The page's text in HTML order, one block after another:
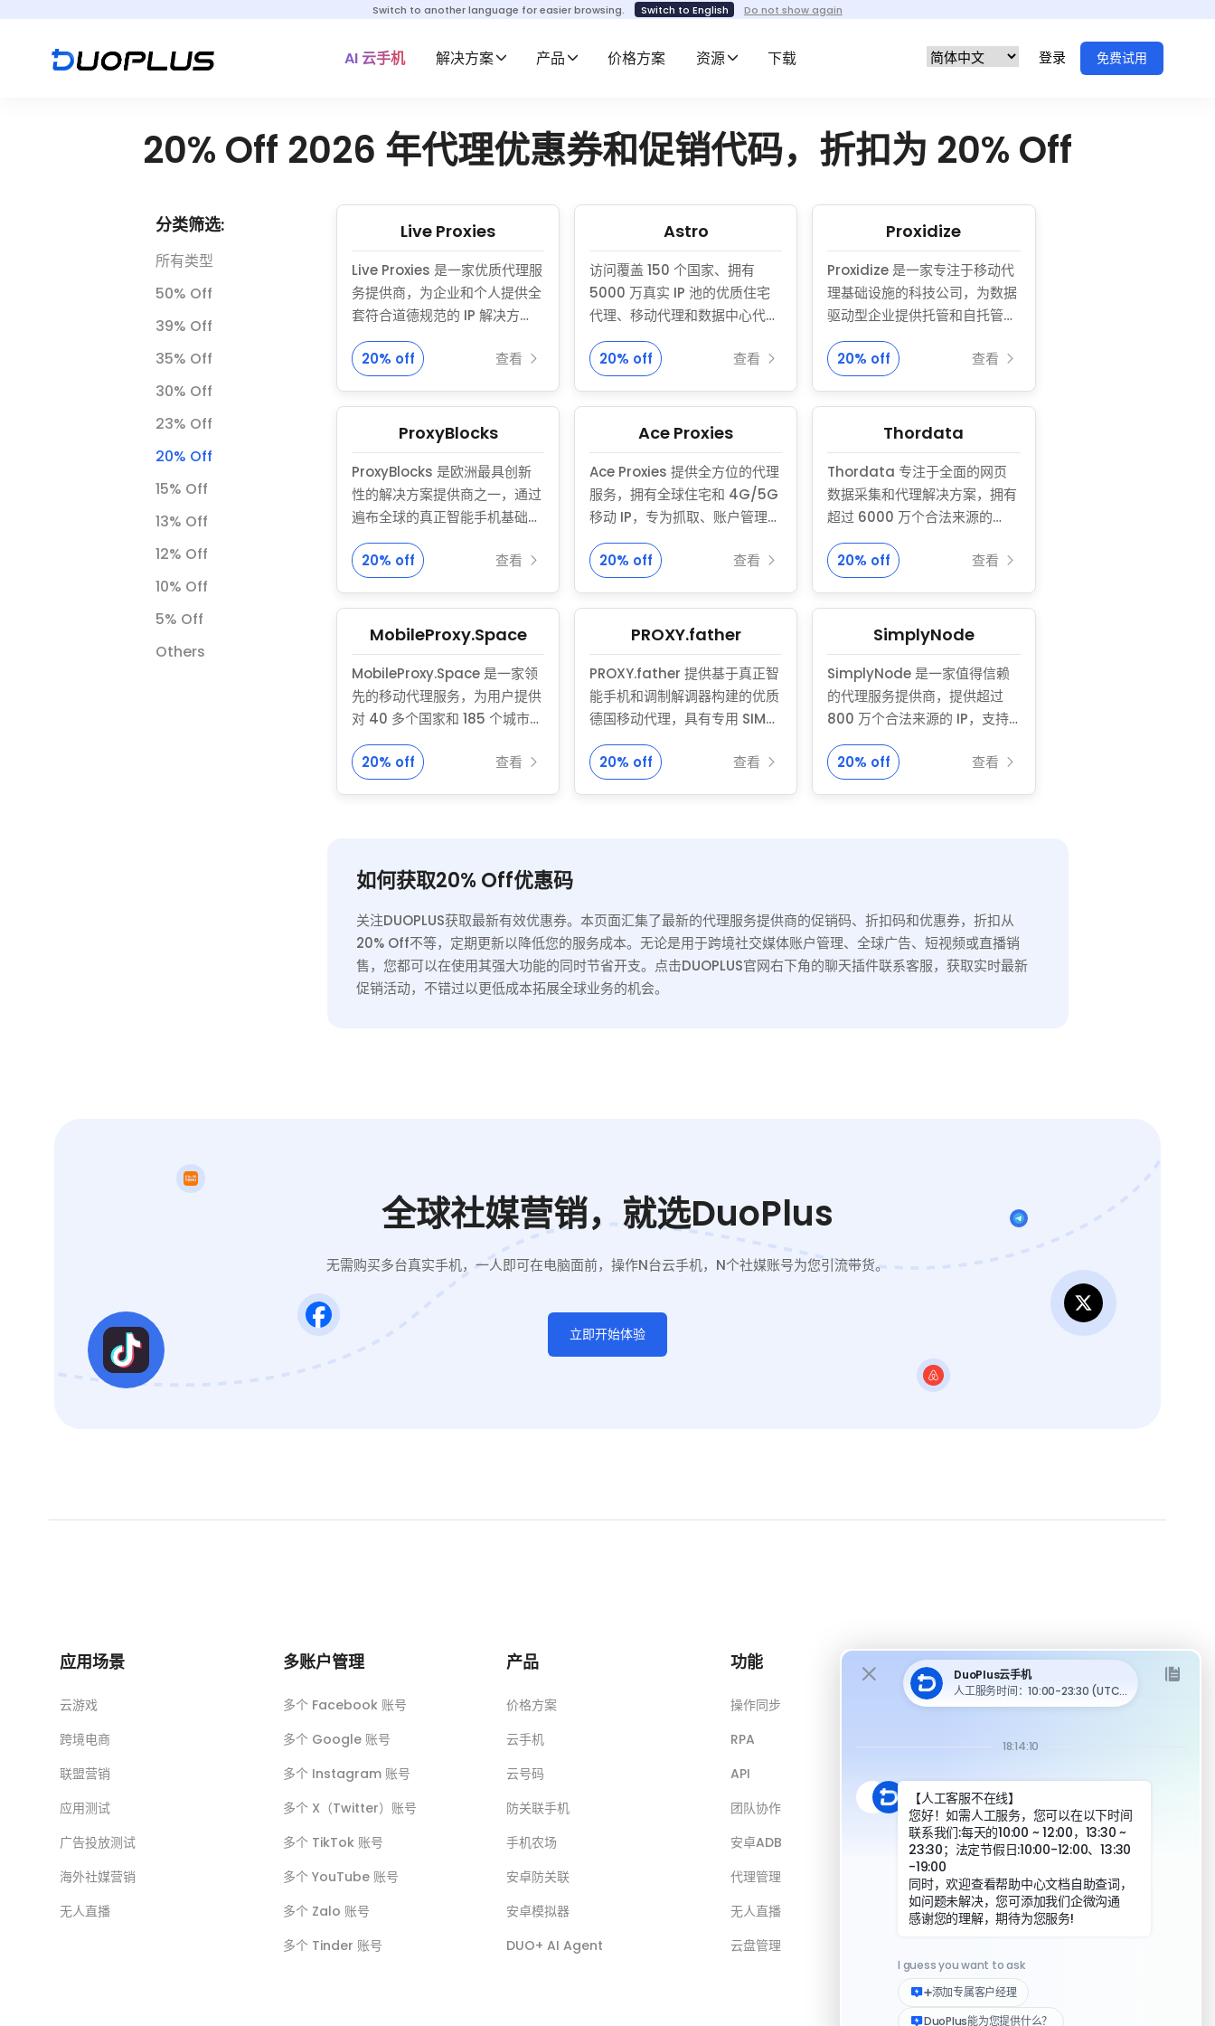
Switch to another language for easier browsing. Switch to English Do not show again
AI 云手机 解决方案 产品 价格方案 资源 下载 登录 免费试用
20% Off 2026 年代理优惠券和促销代码，折扣为 20% Off
分类筛选:
所有类型
50% Off
39% Off
35% Off
30% Off
23% Off
20% Off
15% Off
13% Off
12% Off
10% Off
5% Off
Others
Live Proxies
Live Proxies 是一家优质代理服
务提供商，为企业和个人提供全
套符合道德规范的 IP 解决方
案。他们的产品范围包括轮换移
动代理、轮换住宅代理和静态住
最适合其特定需求的设置。凭借
快速的性能、私有 IP 分配和全
天候客户支持，Live Proxies 是
需要高度匿名性、稳定性和可扩
展性的任务的首选解决方案。
20% off 查看
Astro
访问覆盖 150 个国家、拥有
5000 万真实 IP 池的优质住宅
代理、移动代理和数据中心代
理。
住宅代理低至 $1.03 / 100 MB，
据中心代理 $0.67 / 100 MB
起，端口创建费用为 $0.30。
优惠码：DUOPLUS可享 20%
折扣
所有套餐均支持按国家、城市和
运营商进行地理定位，稳定运行
时间高达 99.9%！
20% off 查看
Proxidize
Proxidize 是一家专注于移动代
理基础设施的科技公司，为数据
驱动型企业提供托管和自托管解
决方案。其旗舰服务 Proxidize
Proxies 提供跨美国 50 多个地
理，具有接近 100% 的正常运行
时间、每个用户的专用硬件以及
5 到 25 Mbps 的速度——最高
可达 100 Mbps。Proxidize 支
持 HTTP 和 SOCKS 协议，具 …
20% off 查看
ProxyBlocks
ProxyBlocks 是欧洲最具创新
性的解决方案提供商之一，通过
遍布全球的真正智能手机基础设
施提供真正的 5G 和 4G 连接。
ProxyBlocks 在配备欧洲顶级
物理消费级智能手机上运行其整
个网络，确保流量对于目标网站
和平台来说看起来是真正的移动
流量。这种基于硬件的方法有效
地绕过了复杂的移动专用检测系
统，这些系统可以轻松识别数据
中心或住宅代理。
20% off 查看
Ace Proxies
Ace Proxies 提供全方位的代理
服务，拥有全球住宅和 4G/5G
移动 IP，专为抓取、账户管理、
广告验证等而设计。通过符合道
德规范的轮换 IP，您可以获得真
吞吐量访问，所有这些都包含在
一个安全高效的平台中。
20% off 查看
Thordata
Thordata 专注于全面的网页
数据采集和代理解决方案，拥有
超过 6000 万个合法来源的
IP（住宅、移动、ISP、数据中
心），覆盖 190 多个国家。获得
Thordata 提供 24/7 全天候
支持、灵活的按需计费计划，以
及与主流工具和框架的无缝集
成。帮助企业突破网络限制，访
问特定地区资源，通过高效合规
的数据驱动运营实现业务增长。
20% off 查看
MobileProxy.Space
MobileProxy.Space 是一家领
先的移动代理服务，为用户提供
对 40 多个国家和 185 个城市的
真实移动 IP 地址的访问。凭借
170 多家移动运营商的支持，该
20% off 查看
PROXY.father
PROXY.father 提供基于真正智
能手机和调制解调器构建的优质
德国移动代理，具有专用 SIM
卡。我们支持 4G 和 5G 网络
（O2、沃达丰、1&1、德国电
化，在这些领域中， …
20% off 查看
SimplyNode
SimplyNode 是一家值得信赖
的代理服务提供商，提供超过
800 万个合法来源的 IP，支持
国家和城市级别的定位。支持
HTTPS 与 SOCKS5 协议，连接
20% off 查看
如何获取20% Off优惠码
关注DUOPLUS获取最新有效优惠券。本页面汇集了最新的代理服务提供商的促销码、折扣码和优惠券，折扣从
20% Off不等，定期更新以降低您的服务成本。无论是用于跨境社交媒体账户管理、全球广告、短视频或直播销
售，您都可以在使用其强大功能的同时节省开支。点击DUOPLUS官网右下角的聊天插件联系客服，获取实时最新
促销活动，不错过以更低成本拓展全球业务的机会。
全球社媒营销，就选DuoPlus
无需购买多台真实手机，一人即可在电脑面前，操作N台云手机，N个社媒账号为您引流带货。
立即开始体验
应用场景
云游戏
跨境电商
联盟营销
应用测试
广告投放测试
海外社媒营销
无人直播
多账户管理
多个 Facebook 账号
多个 Google 账号
多个 Instagram 账号
多个 X（Twitter）账号
多个 TikTok 账号
多个 YouTube 账号
多个 Zalo 账号
多个 Tinder 账号
产品
价格方案
云手机
云号码
防关联手机
手机农场
安卓防关联
安卓模拟器
DUO+ AI Agent
功能
操作同步
RPA
API
团队协作
安卓ADB
代理管理
无人直播
云盘管理
对比
DuoPlus 对比 MoreLogin
DuoPlus 对比 Multilogin
DuoPlus 对比指纹浏览器
DuoPlus 对比实体机